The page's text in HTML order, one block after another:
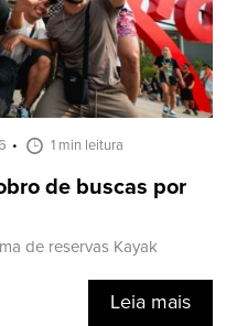
1 min leitura
de buscas por
de reservas Kayak
Leia mais